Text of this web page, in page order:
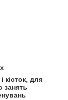
кісток, для
занять